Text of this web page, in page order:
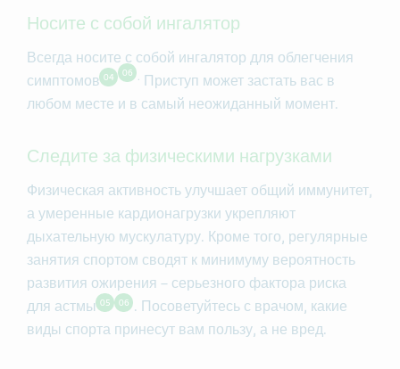
Носите с собой ингалятор
Всегда носите с собой ингалятор для облегчения
симптомов 04 06 . Приступ может застать вас в
любом месте и в самый неожиданный момент.
Следите за физическими нагрузками
Физическая активность улучшает общий иммунитет,
а умеренные кардионагрузки укрепляют
дыхательную мускулатуру. Кроме того, регулярные
занятия спортом сводят к минимуму вероятность
развития ожирения – серьезного фактора риска
для астмы 05 06 . Посоветуйтесь с врачом, какие
виды спорта принесут вам пользу, а не вред.